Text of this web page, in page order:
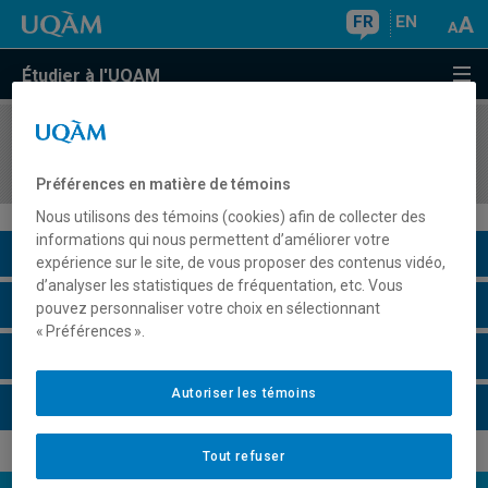
FR EN
Étudier à l'UQAM
COURS//
Description du cours
Horaire - Été 2026
Préférences en matière de témoins
Nous utilisons des témoins (cookies) afin de collecter des
informations qui nous permettent d’améliorer votre
expérience sur le site, de vous proposer des contenus vidéo,
d’analyser les statistiques de fréquentation, etc. Vous
pouvez personnaliser votre choix en sélectionnant
« Préférences ».
Tout refuser
Autoriser les témoins